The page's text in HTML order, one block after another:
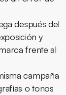
después del
y
frente al
campaña
o tonos